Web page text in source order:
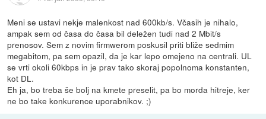
Meni se ustavi nekje malenkost nad 600kb/s. Včasih je nihalo,
ampak sem od časa do časa bil deležen tudi nad 2 Mbit/s
prenosov. Sem z novim firmwerom poskusil priti bliže sedmim
megabitom, pa sem opazil, da je kar lepo omejeno na centrali. UL
se vrti okoli 60kbps in je prav tako skoraj popolnoma konstanten,
kot DL.
Eh ja, bo treba še bolj na kmete preselit, pa bo morda hitreje, ker
ne bo take konkurence uporabnikov. ;)